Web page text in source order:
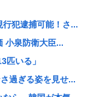
再放送32.5...
、4割女性 ...
ゴキブリがいた...
８円セールでク...
行犯逮捕可能！さ...
小泉防衛大臣...
匹いる」
過ぎる姿を見せ...